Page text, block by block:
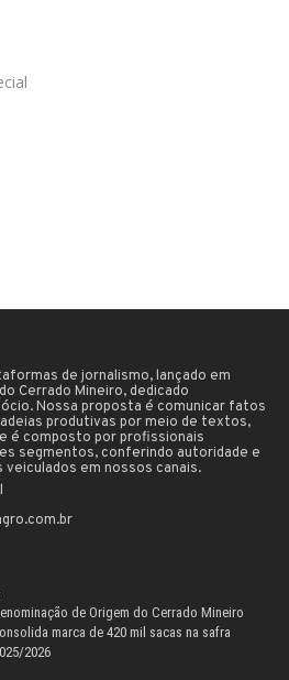
de jornalismo, lançado em
Cerrado Mineiro, dedicado
Nossa proposta é comunicar fatos
produtivas por meio de textos,
é composto por profissionais
segmentos, conferindo autoridade e
em nossos canais.
de Origem do Cerrado Mineiro
marca de 420 mil sacas na safra
2026